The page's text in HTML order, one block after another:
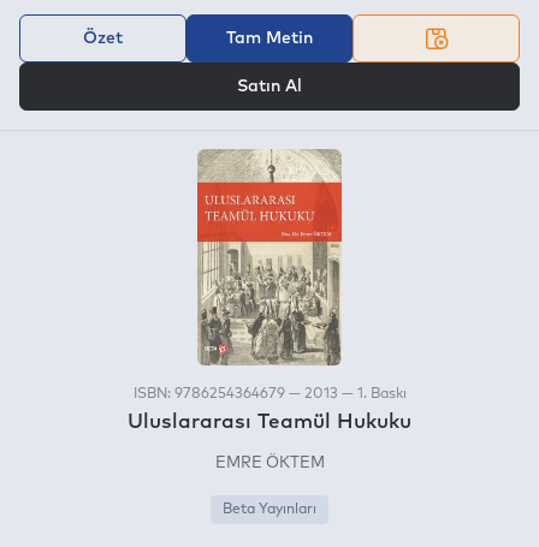
Özet Tam Metin
Satın Al
ISBN: 9786254364679 — 2013 — 1. Baskı
Uluslararası Teamül Hukuku
EMRE ÖKTEM
Beta Yayınları